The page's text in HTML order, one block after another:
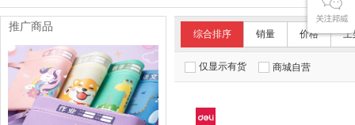
综合排序 销量 价格 上
仅显示有货 商城自营
推广商品